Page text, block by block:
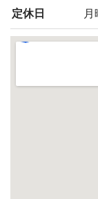
定休日 月